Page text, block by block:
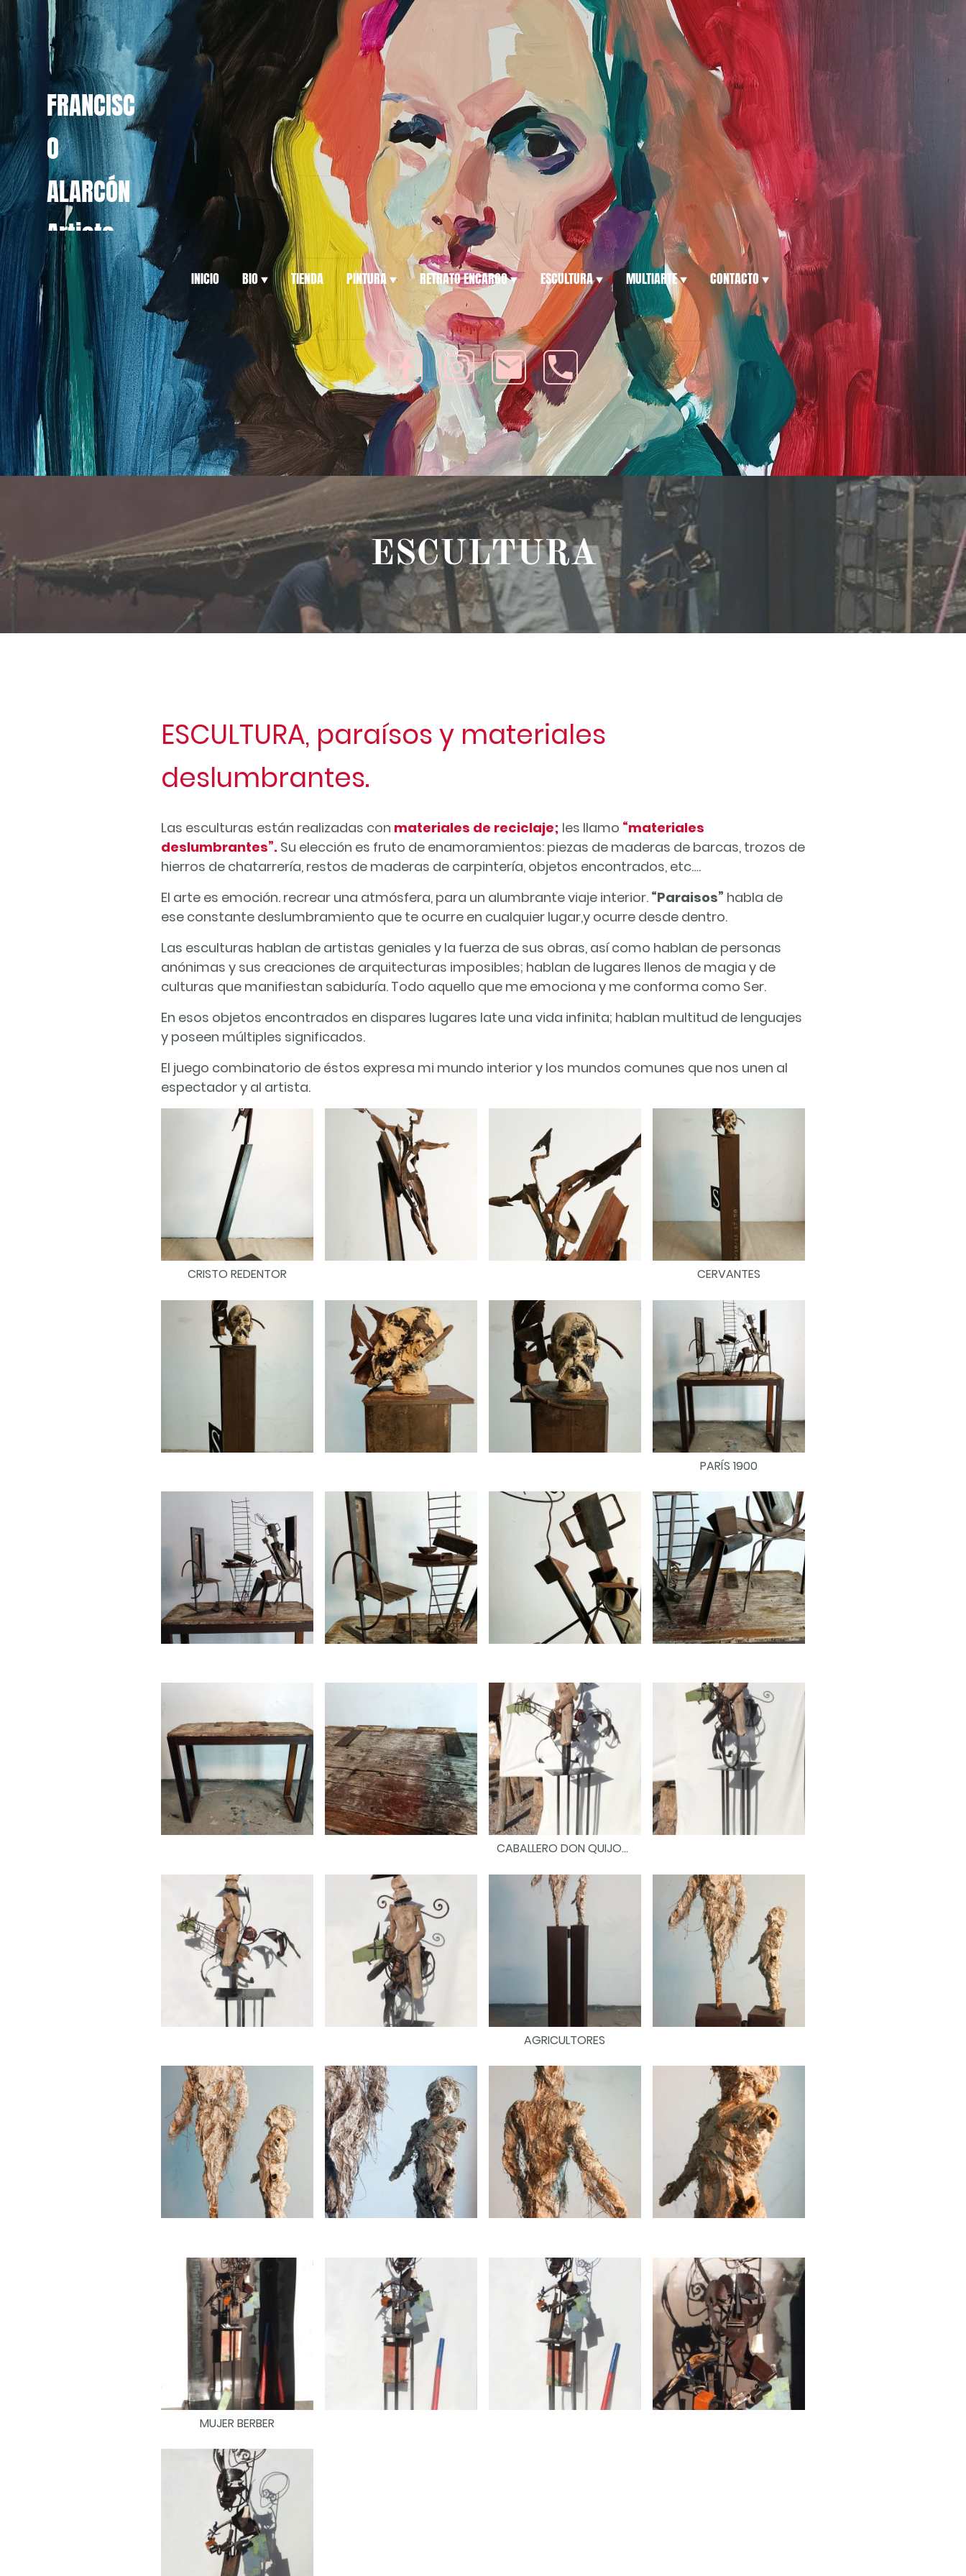
FRANCISC
O
ALARCÓN
Artista
INICIO BIO TIENDA PINTURA RETRATO ENCARGO ESCULTURA MULTIARTE CONTACTO
ESCULTURA
ESCULTURA, paraísos y materiales
deslumbrantes.
Las esculturas están realizadas con materiales de reciclaje; les llamo “materiales
deslumbrantes”. Su elección es fruto de enamoramientos: piezas de maderas de barcas, trozos de
hierros de chatarrería, restos de maderas de carpintería, objetos encontrados, etc….
El arte es emoción. recrear una atmósfera, para un alumbrante viaje interior. “Paraisos” habla de
ese constante deslumbramiento que te ocurre en cualquier lugar,y ocurre desde dentro.
Las esculturas hablan de artistas geniales y la fuerza de sus obras, así como hablan de personas
anónimas y sus creaciones de arquitecturas imposibles; hablan de lugares llenos de magia y de
culturas que manifiestan sabiduría. Todo aquello que me emociona y me conforma como Ser.
En esos objetos encontrados en dispares lugares late una vida infinita; hablan multitud de lenguajes
y poseen múltiples significados.
El juego combinatorio de éstos expresa mi mundo interior y los mundos comunes que nos unen al
espectador y al artista.
CRISTO REDENTOR CERVANTES
PARÍS 1900
CABALLERO DON QUIJOTE
AGRICULTORES
MUJER BERBER